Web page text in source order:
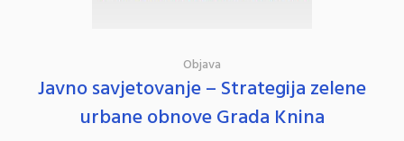
Objava
Javno savjetovanje – Strategija zelene
urbane obnove Grada Knina